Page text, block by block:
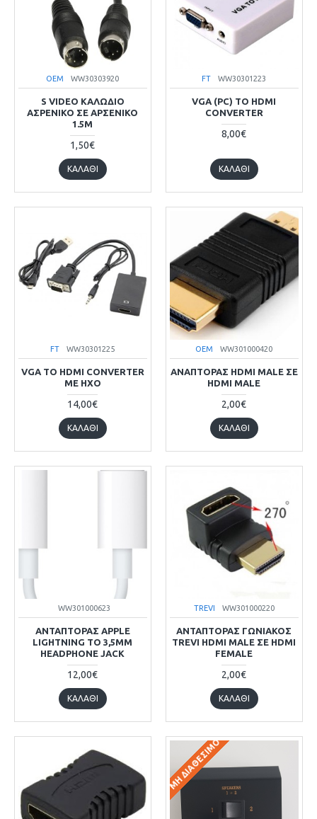
OEM WW30303920
S VIDEO ΚΑΛΩΔΙΟ
ΑΣΡΕΝΙΚΟ ΣΕ ΑΡΣΕΝΙΚΟ
1.5M
1,50€
ΚΑΛΆΘΙ
FT WW30301223
VGA (PC) TO HDMI
CONVERTER
8,00€
ΚΑΛΆΘΙ
FT WW30301225
VGA TO HDMI CONVERTER
ΜΕ ΗΧΟ
14,00€
ΚΑΛΆΘΙ
OEM WW301000420
ΑΝΑΠΤΟΡΑΣ HDMI MALE ΣΕ
HDMI MALE
2,00€
ΚΑΛΆΘΙ
WW301000623
ΑΝΤΆΠΤΟΡΑΣ APPLE
LIGHTNING TO 3,5MM
HEADPHONE JACK
12,00€
ΚΑΛΆΘΙ
TREVI WW301000220
ΑΝΤΑΠΤΟΡΑΣ ΓΩΝΙΑΚΟΣ
TREVI HDMI MALE ΣΕ HDMI
FEMALE
2,00€
ΚΑΛΆΘΙ
ΜΗ ΔΙΑΘΈΣΙΜΟ